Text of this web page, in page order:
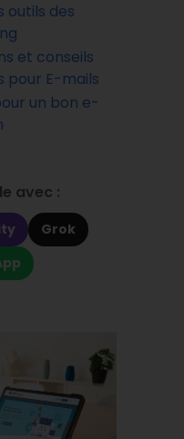
outils des
et conseils
pour E-mails
un bon e-
avec :
Grok